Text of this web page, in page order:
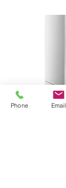
Phone Email